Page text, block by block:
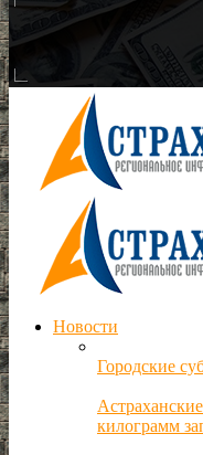
Новости
Городские
килограмм